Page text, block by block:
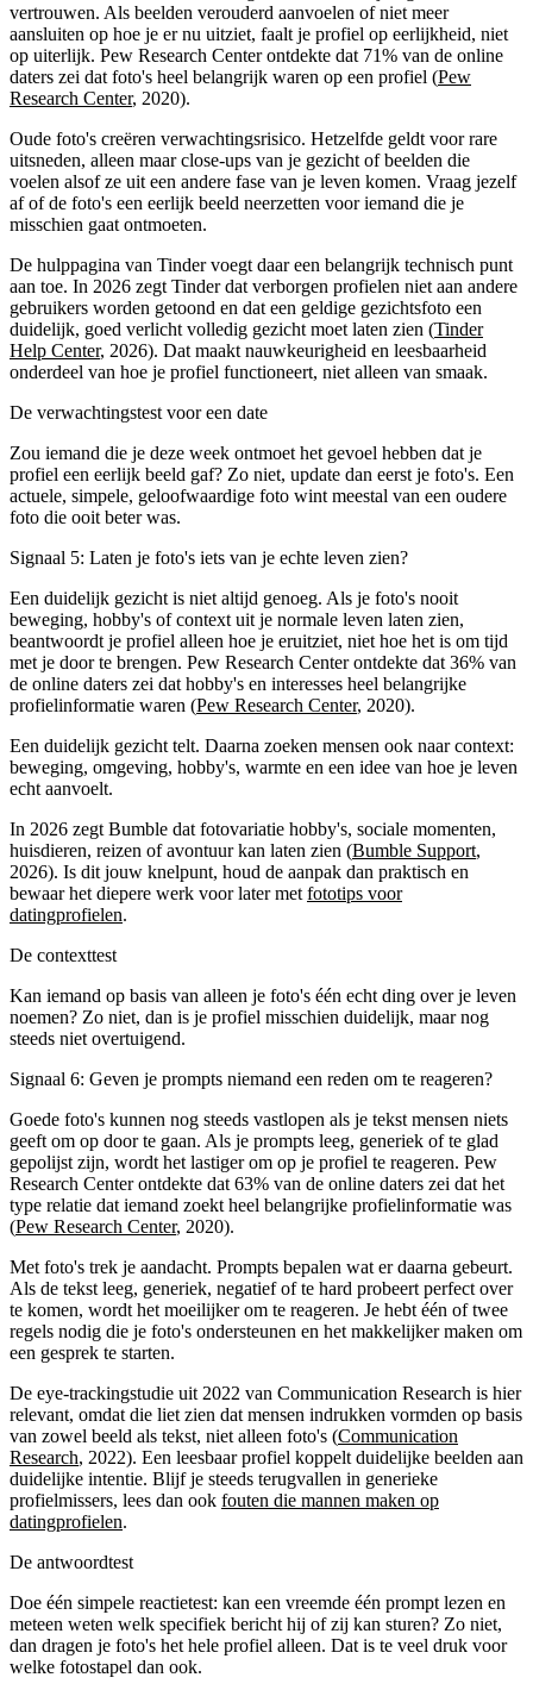
vertrouwen. Als beelden verouderd aanvoelen of niet meer
aansluiten op hoe je er nu uitziet, faalt je profiel op eerlijkheid, niet
op uiterlijk. Pew Research Center ontdekte dat 71% van de online
daters zei dat foto's heel belangrijk waren op een profiel (Pew
Research Center, 2020).
Oude foto's creëren verwachtingsrisico. Hetzelfde geldt voor rare
uitsneden, alleen maar close-ups van je gezicht of beelden die
voelen alsof ze uit een andere fase van je leven komen. Vraag jezelf
af of de foto's een eerlijk beeld neerzetten voor iemand die je
misschien gaat ontmoeten.
De hulppagina van Tinder voegt daar een belangrijk technisch punt
aan toe. In 2026 zegt Tinder dat verborgen profielen niet aan andere
gebruikers worden getoond en dat een geldige gezichtsfoto een
duidelijk, goed verlicht volledig gezicht moet laten zien (Tinder
Help Center, 2026). Dat maakt nauwkeurigheid en leesbaarheid
onderdeel van hoe je profiel functioneert, niet alleen van smaak.
De verwachtingstest voor een date
Zou iemand die je deze week ontmoet het gevoel hebben dat je
profiel een eerlijk beeld gaf? Zo niet, update dan eerst je foto's. Een
actuele, simpele, geloofwaardige foto wint meestal van een oudere
foto die ooit beter was.
Signaal 5: Laten je foto's iets van je echte leven zien?
Een duidelijk gezicht is niet altijd genoeg. Als je foto's nooit
beweging, hobby's of context uit je normale leven laten zien,
beantwoordt je profiel alleen hoe je eruitziet, niet hoe het is om tijd
met je door te brengen. Pew Research Center ontdekte dat 36% van
de online daters zei dat hobby's en interesses heel belangrijke
profielinformatie waren (Pew Research Center, 2020).
Een duidelijk gezicht telt. Daarna zoeken mensen ook naar context:
beweging, omgeving, hobby's, warmte en een idee van hoe je leven
echt aanvoelt.
In 2026 zegt Bumble dat fotovariatie hobby's, sociale momenten,
huisdieren, reizen of avontuur kan laten zien (Bumble Support,
2026). Is dit jouw knelpunt, houd de aanpak dan praktisch en
bewaar het diepere werk voor later met fototips voor
datingprofielen.
De contexttest
Kan iemand op basis van alleen je foto's één echt ding over je leven
noemen? Zo niet, dan is je profiel misschien duidelijk, maar nog
steeds niet overtuigend.
Signaal 6: Geven je prompts niemand een reden om te reageren?
Goede foto's kunnen nog steeds vastlopen als je tekst mensen niets
geeft om op door te gaan. Als je prompts leeg, generiek of te glad
gepolijst zijn, wordt het lastiger om op je profiel te reageren. Pew
Research Center ontdekte dat 63% van de online daters zei dat het
type relatie dat iemand zoekt heel belangrijke profielinformatie was
(Pew Research Center, 2020).
Met foto's trek je aandacht. Prompts bepalen wat er daarna gebeurt.
Als de tekst leeg, generiek, negatief of te hard probeert perfect over
te komen, wordt het moeilijker om te reageren. Je hebt één of twee
regels nodig die je foto's ondersteunen en het makkelijker maken om
een gesprek te starten.
De eye-trackingstudie uit 2022 van Communication Research is hier
relevant, omdat die liet zien dat mensen indrukken vormden op basis
van zowel beeld als tekst, niet alleen foto's (Communication
Research, 2022). Een leesbaar profiel koppelt duidelijke beelden aan
duidelijke intentie. Blijf je steeds terugvallen in generieke
profielmissers, lees dan ook fouten die mannen maken op
datingprofielen.
De antwoordtest
Doe één simpele reactietest: kan een vreemde één prompt lezen en
meteen weten welk specifiek bericht hij of zij kan sturen? Zo niet,
dan dragen je foto's het hele profiel alleen. Dat is te veel druk voor
welke fotostapel dan ook.